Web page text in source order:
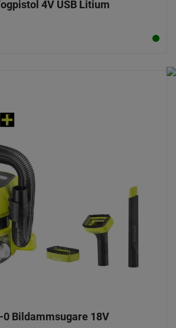
4V USB Litium
0 Bildammsugare 18V